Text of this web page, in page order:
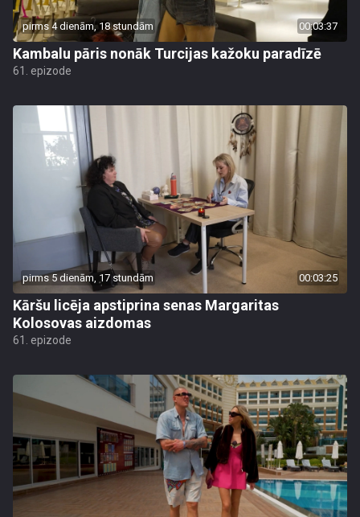
pirms 4 dienām, 18 stundām 00:03:37
Kambalu pāris nonāk Turcijas kažoku paradīzē
61. epizode
pirms 5 dienām, 17 stundām 00:03:25
Kāršu licēja apstiprina senas Margaritas
Kolosovas aizdomas
61. epizode